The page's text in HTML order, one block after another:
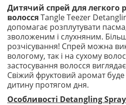
Дитячий спрей для легкого
волоссяTangle Teezer
допомагає розплутувати
зволоженим і слухняним.
розчісування! Спрей можна
вологому, так і на сухому
застосування волосся
Свіжий фруктовий аромат
дитину протягом дня.
Особливості Detangling